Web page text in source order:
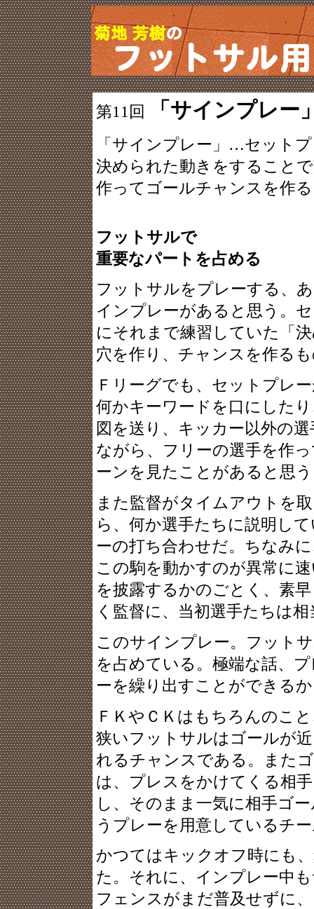
第11回 「サインプレー
「サインプレー」…セット
決められた動きをすること
作ってゴールチャンスを作
フットサルで
重要なパートを占める
フットサルをプレーする、
インプレーがあると思う。
にそれまで練習していた「
穴を作り、チャンスを作る
Ｆリーグでも、セットプレ
何かキーワードを口にした
図を送り、キッカー以外の
ながら、フリーの選手を作
ーンを見たことがあると思
また監督がタイムアウトを
ら、何か選手たちに説明し
ーの打ち合わせだ。ちなみ
この駒を動かすのが異常に
を披露するかのごとく、素
く監督に、当初選手たちは
このサインプレー。フット
を占めている。極端な話、
ーを繰り出すことができる
ＦＫやＣＫはもちろんのこ
狭いフットサルはゴールが
れるチャンスである。また
は、プレスをかけてくる相
し、そのまま一気に相手ゴ
うプレーを用意しているチ
かつてはキックオフ時にも
た。それに、インプレー中
フェンスがまだ普及せずに